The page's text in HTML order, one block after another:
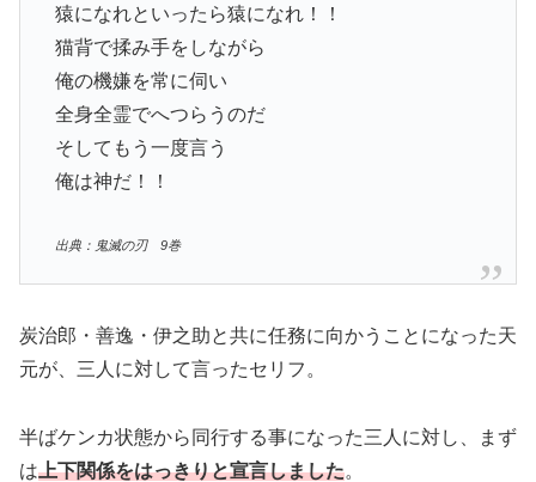
猿になれといったら猿になれ！！
猫背で揉み手をしながら
俺の機嫌を常に伺い
全身全霊でへつらうのだ
そしてもう一度言う
俺は神だ！！
出典：鬼滅の刃 9巻
炭治郎・善逸・伊之助と共に任務に向かうことになった天
元が、三人に対して言ったセリフ。
半ばケンカ状態から同行する事になった三人に対し、まず
は上下関係をはっきりと宣言しました。